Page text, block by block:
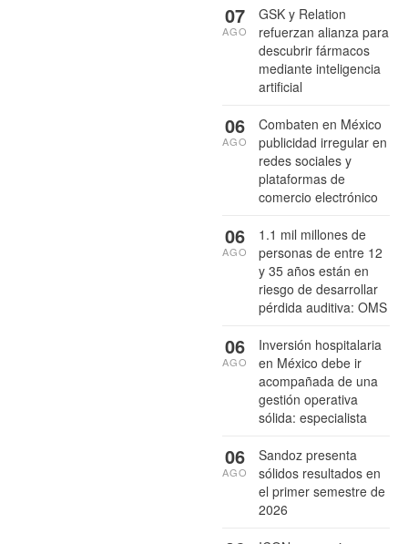
GSK y Relation
refuerzan alianza para
descubrir fármacos
mediante inteligencia
artificial
07
AGO
Combaten en México
publicidad irregular en
redes sociales y
plataformas de
comercio electrónico
06
AGO
1.1 mil millones de
personas de entre 12
y 35 años están en
riesgo de desarrollar
pérdida auditiva: OMS
06
AGO
Inversión hospitalaria
en México debe ir
acompañada de una
gestión operativa
sólida: especialista
06
AGO
Sandoz presenta
sólidos resultados en
el primer semestre de
2026
06
AGO